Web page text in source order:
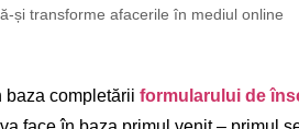
și transforme afacerile în mediul online
baza completării formularului de